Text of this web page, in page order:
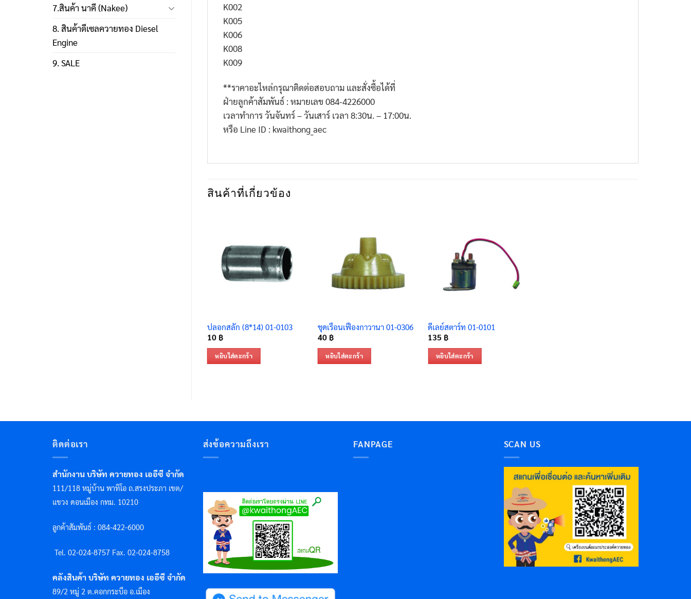
7.สินค้า นาคี (Nakee)
8. สินค้าดีเซลควายทอง Diesel
Engine
9. SALE
K002
K005
K006
K008
K009
**ราคาอะไหล่กรุณาติดต่อสอบถาม และสั่งซื้อได้ที่
ฝ่ายลูกค้าสัมพันธ์ : หมายเลข 084-4226000
เวลาทำการ วันจันทร์ – วันเสาร์ เวลา 8:30น. – 17:00น.
หรือ Line ID : kwaithong_aec
สินค้าที่เกี่ยวข้อง
ปลอกสลัก (8*14) 01-0103
10 ฿
หยิบใส่ตะกร้า
ชุดเรือนเฟืองกาวานา 01-0306
40 ฿
หยิบใส่ตะกร้า
ดีเลย์สตาร์ท 01-0101
135 ฿
หยิบใส่ตะกร้า
ติดต่อเรา
สำนักงาน บริษัท ควายทอง เออีซี จำกัด
111/118 หมู่บ้าน พาทิโอ ถ.สรงประภา เขต/
แขวง ดอนเมือง กทม. 10210
ลูกค้าสัมพันธ์ : 084-422-6000
Tel. 02-024-8757 Fax. 02-024-8758
คลังสินค้า บริษัท ควายทอง เออีซี จำกัด
89/2 หมู่ 2 ต.คอกกระบือ อ.เมือง
ส่งข้อความถึงเรา FANPAGE SCAN US